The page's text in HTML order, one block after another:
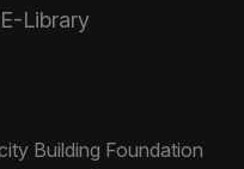
E-Library
Building Foundation